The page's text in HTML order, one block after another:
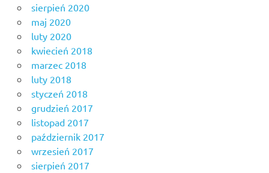
sierpień 2020
maj 2020
luty 2020
kwiecień 2018
marzec 2018
luty 2018
styczeń 2018
grudzień 2017
listopad 2017
październik 2017
wrzesień 2017
sierpień 2017